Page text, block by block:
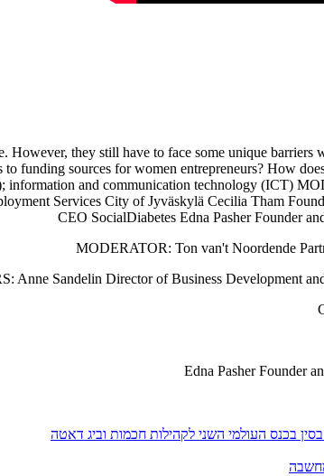
However, they still have to face some unique
funding sources for women entrepreneurs? How
and communication technology (ICT)
Services City of Jyväskylä Cecilia Tham
CEO SocialDiabetes Edna Pasher Founder
MODERATOR: Ton van't Noordende
Anne Sandelin Director of Business Development
Edna Pasher Founder